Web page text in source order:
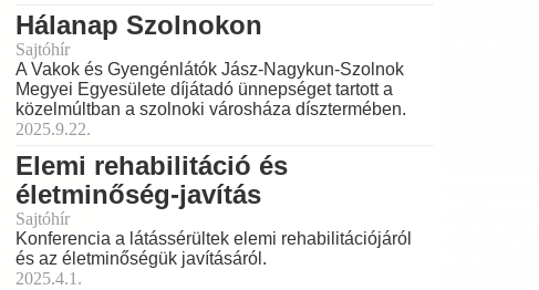
Hálanap Szolnokon
Sajtóhír
A Vakok és Gyengénlátók Jász-Nagykun-Szolnok
Megyei Egyesülete díjátadó ünnepséget tartott a
közelmúltban a szolnoki városháza dísztermében.
2025.9.22.
Elemi rehabilitáció és
életminőség-javítás
Sajtóhír
Konferencia a látássérültek elemi rehabilitációjáról
és az életminőségük javításáról.
2025.4.1.